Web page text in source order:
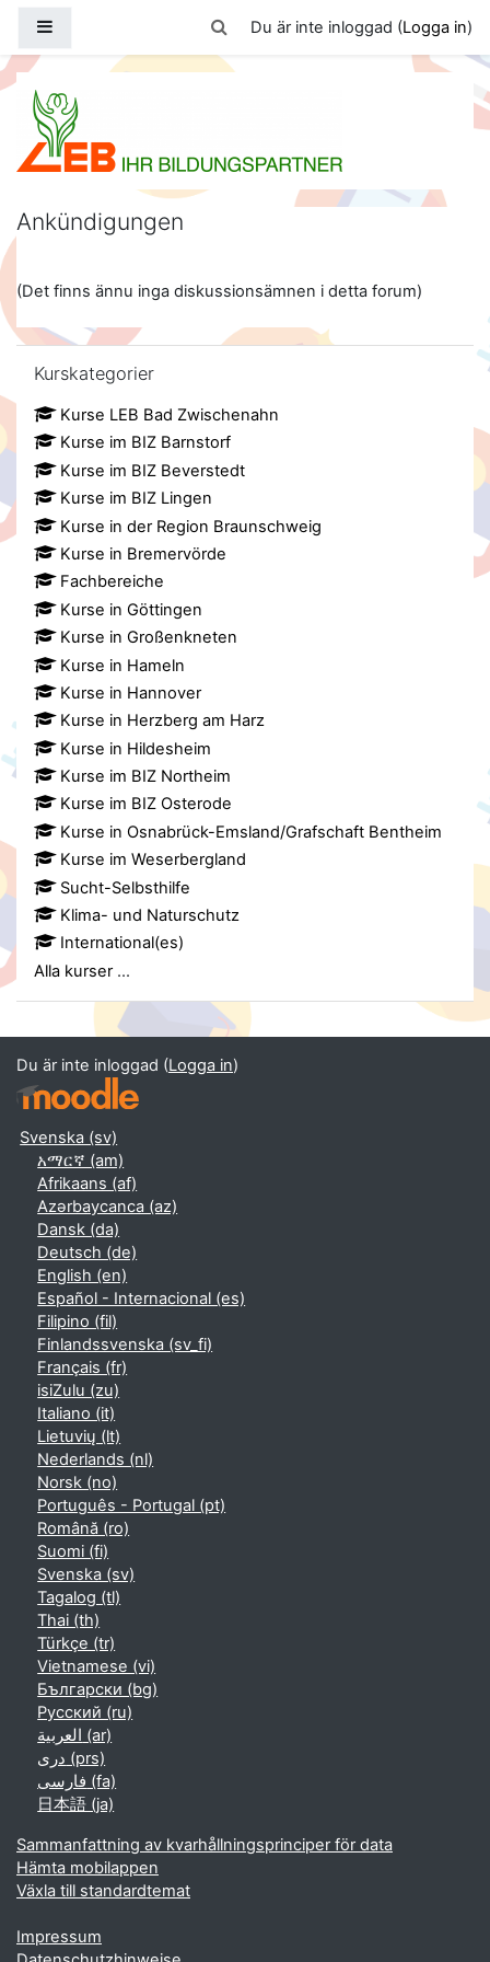
Växla sökinmatning
Du är inte inloggad (Logga in)
LEB-eLearning
Ankündigungen
(Det finns ännu inga diskussionsämnen i detta forum)
Kurskategorier
Kurse LEB Bad Zwischenahn
Kurse im BIZ Barnstorf
Kurse im BIZ Beverstedt
Kurse im BIZ Lingen
Kurse in der Region Braunschweig
Kurse in Bremervörde
Fachbereiche
Kurse in Göttingen
Kurse in Großenkneten
Kurse in Hameln
Kurse in Hannover
Kurse in Herzberg am Harz
Kurse in Hildesheim
Kurse im BIZ Northeim
Kurse im BIZ Osterode
Kurse in Osnabrück-Emsland/Grafschaft Bentheim
Kurse im Weserbergland
Sucht-Selbsthilfe
Klima- und Naturschutz
International(es)
Alla kurser...
Du är inte inloggad (Logga in)
Svenska ‎(sv)‎
አማርኛ ‎(am)‎
Afrikaans ‎(af)‎
Azərbaycanca ‎(az)‎
Dansk ‎(da)‎
Deutsch ‎(de)‎
English ‎(en)‎
Español - Internacional ‎(es)‎
Filipino ‎(fil)‎
Finlandssvenska ‎(sv_fi)‎
Français ‎(fr)‎
isiZulu ‎(zu)‎
Italiano ‎(it)‎
Lietuvių ‎(lt)‎
Nederlands ‎(nl)‎
Norsk ‎(no)‎
Português - Portugal ‎(pt)‎
Română ‎(ro)‎
Suomi ‎(fi)‎
Svenska ‎(sv)‎
Tagalog ‎(tl)‎
Thai ‎(th)‎
Türkçe ‎(tr)‎
Vietnamese ‎(vi)‎
Български ‎(bg)‎
Русский ‎(ru)‎
العربية ‎(ar)‎
دری ‎(prs)‎
فارسی ‎(fa)‎
日本語 ‎(ja)‎
Sammanfattning av kvarhållningsprinciper för data
Hämta mobilappen
Växla till standardtemat
Impressum